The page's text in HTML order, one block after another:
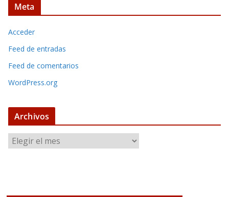
Meta
Acceder
Feed de entradas
Feed de comentarios
WordPress.org
Archivos
r